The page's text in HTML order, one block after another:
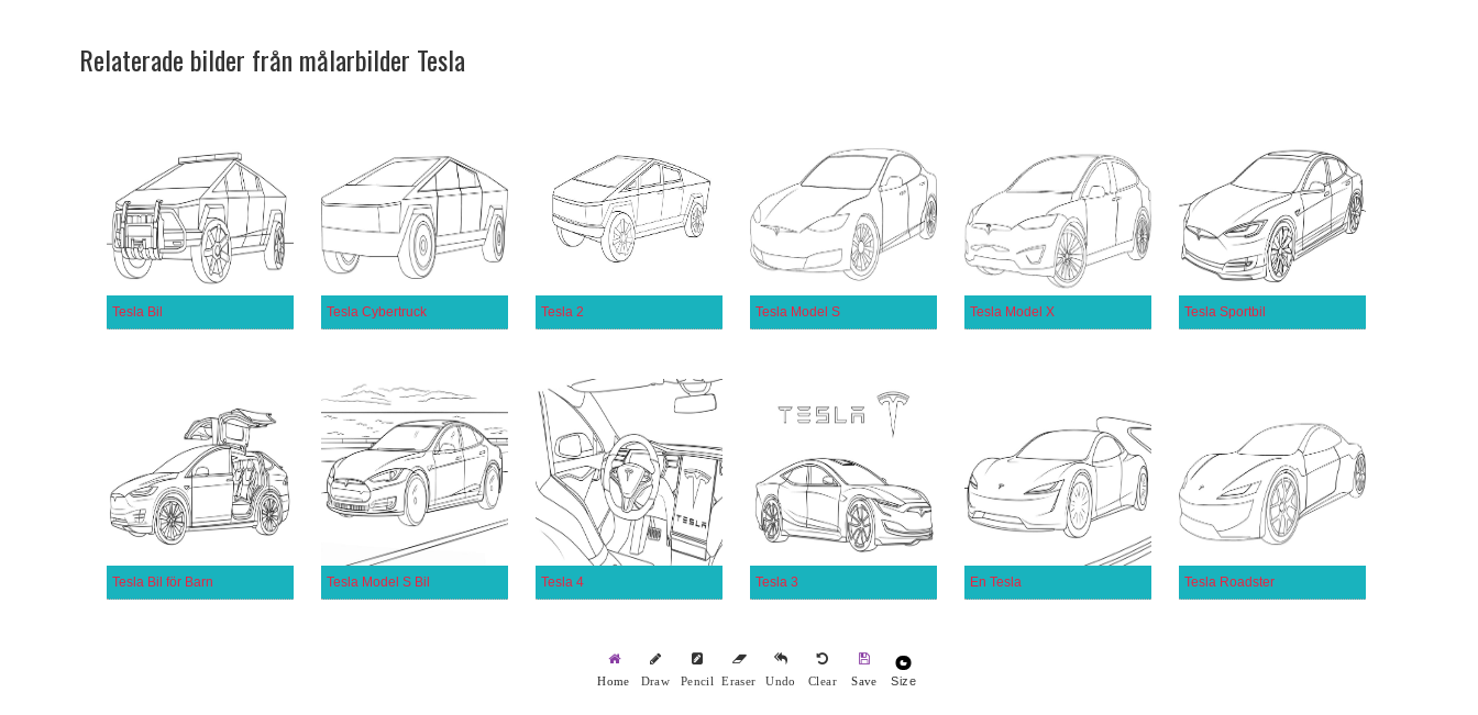
Relaterade bilder från målarbilder Tesla
Tesla Bil Tesla Cybertruck Tesla 2 Tesla Model S Tesla Model X Tesla Sportbil
Tesla Bil för Barn Tesla Model S Bil Tesla 4 Tesla 3 En Tesla Tesla Roadster
Home Draw Pencil Eraser Undo Clear Save Size